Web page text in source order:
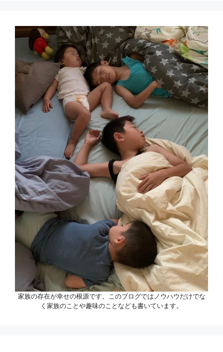
家族の存在が幸せの根源です。このブログではノウハウだけでな
く家族のことや趣味のことなども書いています。